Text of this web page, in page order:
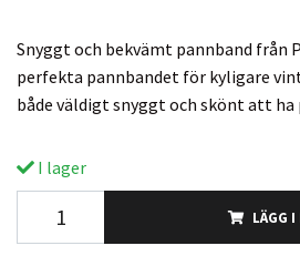
Snyggt och bekvämt pannband från
perfekta pannbandet för kyligare
både väldigt snyggt och skönt att ha
I lager
LÄGG I